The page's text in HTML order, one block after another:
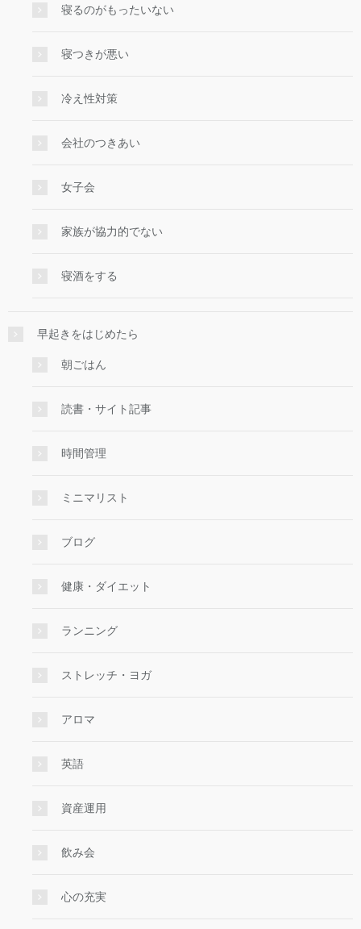
寝るのがもったいない
寝つきが悪い
冷え性対策
会社のつきあい
女子会
家族が協力的でない
寝酒をする
早起きをはじめたら
朝ごはん
読書・サイト記事
時間管理
ミニマリスト
ブログ
健康・ダイエット
ランニング
ストレッチ・ヨガ
アロマ
英語
資産運用
飲み会
心の充実